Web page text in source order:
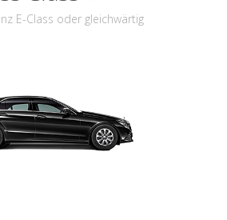
E-Class oder gleichwärtig